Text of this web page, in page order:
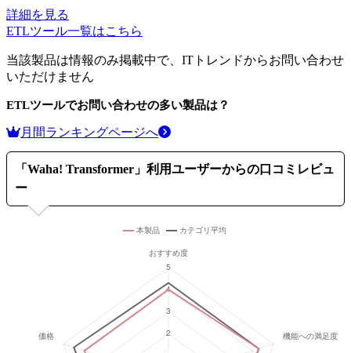
詳細を見る
ETLツール一覧はこちら
当該製品は情報のみ掲載中で、ITトレンドからお問い合わせ
いただけません
ETLツールでお問い合わせの多い製品は？
月間ランキングページへ
「 Waha! Transformer 」利用ユーザーからの口コミレビュ
ー